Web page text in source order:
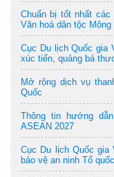
Chuẩn bị tốt nhất
Văn hoá dân tộc
Cục Du lịch Quốc gia
xúc tiến, quảng bá
Mở rộng dịch vụ
Quốc
Thông tin hướng
ASEAN 2027
Cục Du lịch Quốc gia
bảo vệ an ninh Tổ quốc